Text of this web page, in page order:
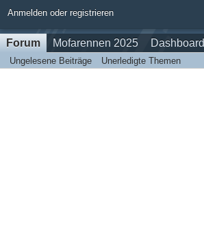
Anmelden oder registrieren
Forum Mofarennen 2025 Dashboard
Ungelesene Beiträge Unerledigte Themen